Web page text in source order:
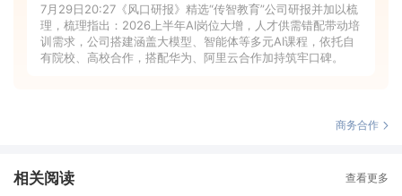
7月29日20:27《风口研报》精选“传智教育”公司研报并加以梳
理，梳理指出：2026上半年AI岗位大增，人才供需错配带动培
训需求，公司搭建涵盖大模型、智能体等多元AI课程，依托自
有院校、高校合作，搭配华为、阿里云合作加持筑牢口碑。
商务合作
相关阅读 查看更多